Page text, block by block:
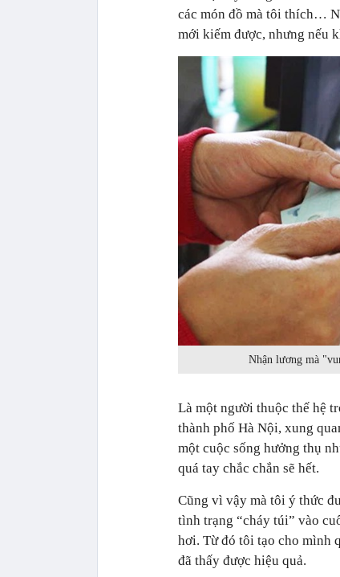
các món đồ mà tôi thích…
mới kiếm được, nhưng nếu
Nhận lương mà
Là một người thuộc thế hệ
thành phố Hà Nội, xung
một cuộc sống hưởng thụ
quá tay chắc chắn sẽ hết.
Cũng vì vậy mà tôi ý thức
tình trạng “cháy túi” vào
hơi. Từ đó tôi tạo cho mình
đã thấy được hiệu quả.